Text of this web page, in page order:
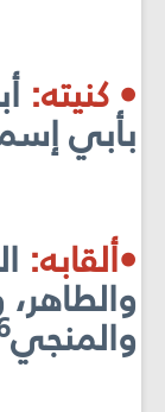
• كنيته:
بأبي
•ألقابه:
والطاهر،
والمنجي